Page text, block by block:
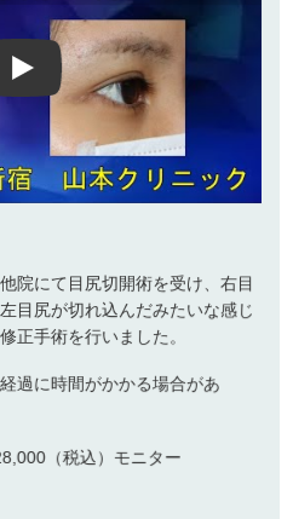
Play
院にて目尻切開術を受け、右目
目尻が切れ込んだみたいな感じ
正手術を行いました。
過に時間がかかる場合があ
（税込）モニター